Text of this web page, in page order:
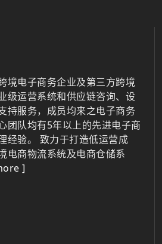
境电子商务企业及第三方跨境
级运营系统和供应链咨询、设
持服务，成员均来之电子商务
团队均有5年以上的先进电子商
经验。 致力于打造低运营成
电商物流系统及电商仓储系
]